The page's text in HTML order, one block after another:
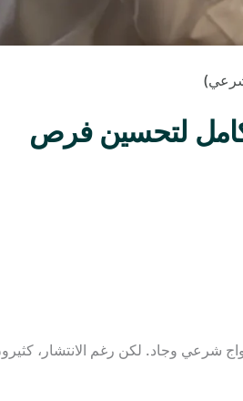
لتحسين فرص
شرعي وجاد. لكن رغم الانتشار،